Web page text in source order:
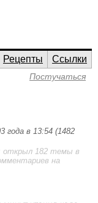
Рецепты
Ссылки
Постучаться
года в 13:54 (1482
открыл 182 темы в
на